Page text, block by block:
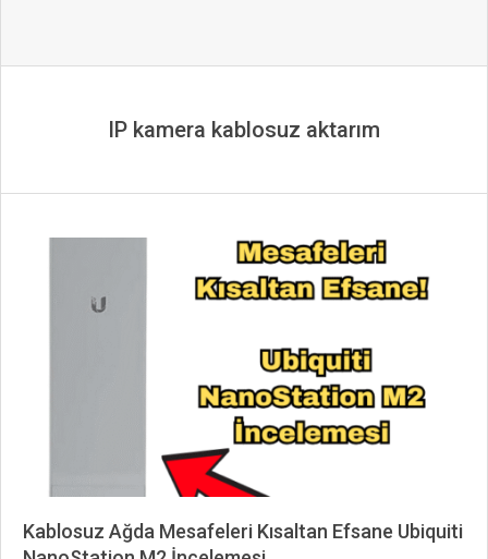
IP kamera kablosuz aktarım
Kablosuz Ağda Mesafeleri Kısaltan Efsane Ubiquiti